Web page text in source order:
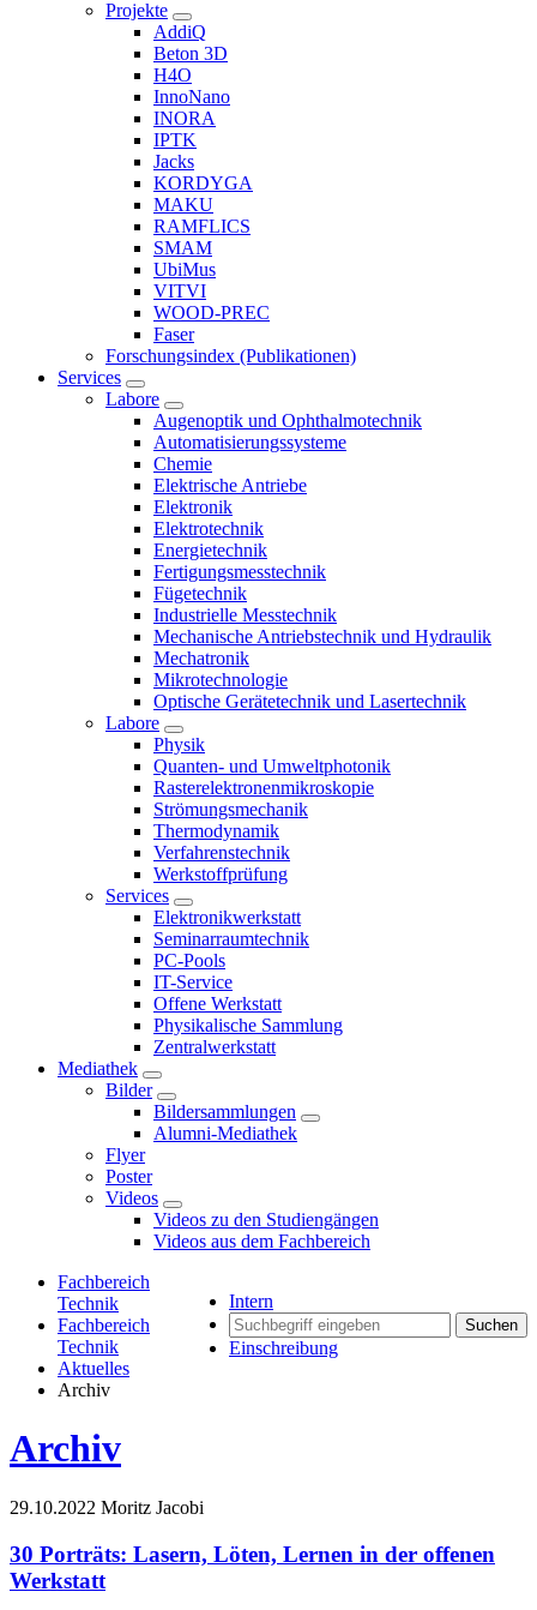
Projekte
AddiQ
Beton 3D
H4O
InnoNano
INORA
IPTK
Jacks
KORDYGA
MAKU
RAMFLICS
SMAM
UbiMus
VITVI
WOOD-PREC
Faser
Forschungsindex (Publikationen)
Services
Labore
Augenoptik und Ophthalmotechnik
Automatisierungssysteme
Chemie
Elektrische Antriebe
Elektronik
Elektrotechnik
Energietechnik
Fertigungsmesstechnik
Fügetechnik
Industrielle Messtechnik
Mechanische Antriebstechnik und Hydraulik
Mechatronik
Mikrotechnologie
Optische Gerätetechnik und Lasertechnik
Labore
Physik
Quanten- und Umweltphotonik
Rasterelektronenmikroskopie
Strömungsmechanik
Thermodynamik
Verfahrenstechnik
Werkstoffprüfung
Services
Elektronikwerkstatt
Seminarraumtechnik
PC-Pools
IT-Service
Offene Werkstatt
Physikalische Sammlung
Zentralwerkstatt
Mediathek
Bilder
Bildersammlungen
Alumni-Mediathek
Flyer
Poster
Videos
Videos zu den Studiengängen
Videos aus dem Fachbereich
Intern
Suchen
Einschreibung
Fachbereich
Technik
Fachbereich
Technik
Aktuelles
Archiv
Archiv
29.10.2022 Moritz Jacobi
30 Porträts: Lasern, Löten, Lernen in der offenen
Werkstatt